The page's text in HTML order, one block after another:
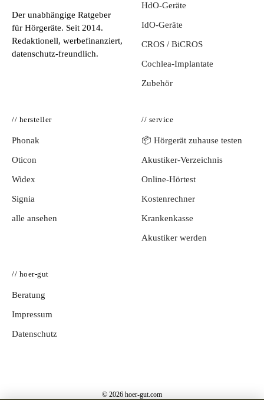
Der unabhängige Ratgeber
für Hörgeräte. Seit 2014.
Redaktionell, werbefinanziert,
datenschutz-freundlich.
HdO-Geräte
IdO-Geräte
CROS / BiCROS
Cochlea-Implantate
Zubehör
// hersteller
Phonak
Oticon
Widex
Signia
alle ansehen
// service
📦 Hörgerät zuhause testen
Akustiker-Verzeichnis
Online-Hörtest
Kostenrechner
Krankenkasse
Akustiker werden
// hoer-gut
Beratung
Impressum
Datenschutz
© 2026 hoer-gut.com